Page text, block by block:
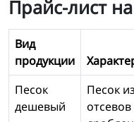
Прайс-лист
Вид
продукции
Песок
дешевый
Песок из
отсевов